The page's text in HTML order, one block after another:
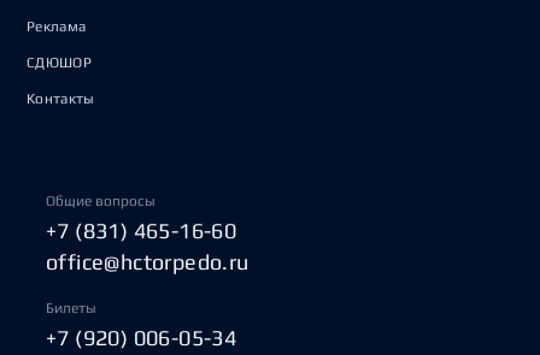
Реклама
СДЮШОР
Контакты
Общие вопросы
+7 (831) 465-16-60
office@hctorpedo.ru
Билеты
+7 (920) 006-05-34